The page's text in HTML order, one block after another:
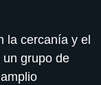
la cercanía y el
grupo de